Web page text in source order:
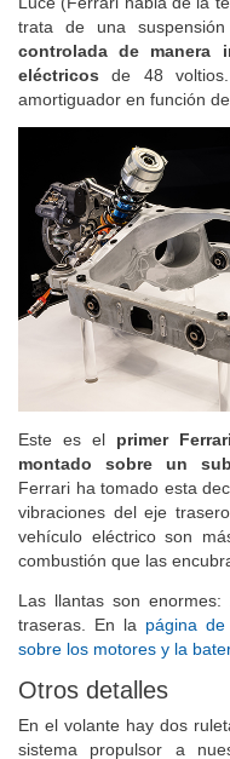
trata de una
controlada de manera
eléctricos de 48
amortiguador en función
Este es el primer
montado sobre un
Ferrari ha tomado esta
vibraciones del eje
vehículo eléctrico son
combustión que las
Las llantas son
traseras. En la página
sobre los motores y la
Otros detalles
En el volante hay dos
sistema propulsor a